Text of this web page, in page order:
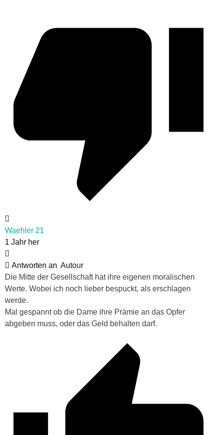
Waehler 21
1 Jahr her
Antworten an Autour
Die Mitte der Gesellschaft hat ihre eigenen moralischen
Werte. Wobei ich noch lieber bespuckt, als erschlagen
werde.
Mal gespannt ob die Dame ihre Prämie an das Opfer
abgeben muss, oder das Geld behalten darf.